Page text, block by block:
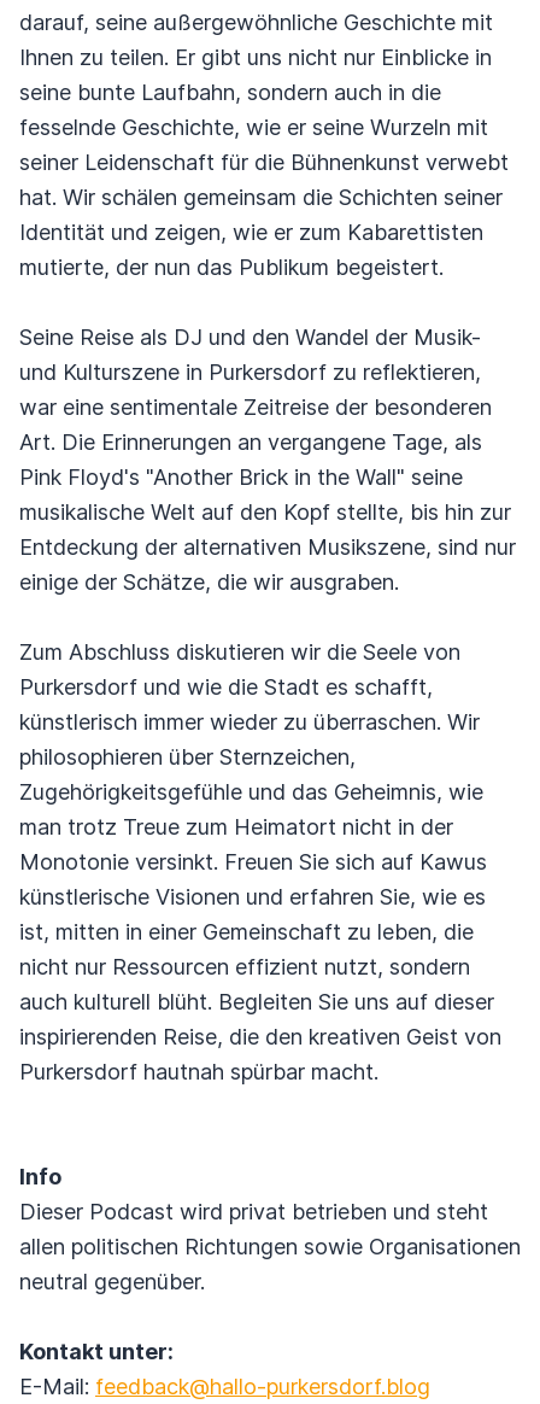
darauf, seine außergewöhnliche Geschichte mit
Ihnen zu teilen. Er gibt uns nicht nur Einblicke in
seine bunte Laufbahn, sondern auch in die
fesselnde Geschichte, wie er seine Wurzeln mit
seiner Leidenschaft für die Bühnenkunst verwebt
hat. Wir schälen gemeinsam die Schichten seiner
Identität und zeigen, wie er zum Kabarettisten
mutierte, der nun das Publikum begeistert.
Seine Reise als DJ und den Wandel der Musik-
und Kulturszene in Purkersdorf zu reflektieren,
war eine sentimentale Zeitreise der besonderen
Art. Die Erinnerungen an vergangene Tage, als
Pink Floyd's "Another Brick in the Wall" seine
musikalische Welt auf den Kopf stellte, bis hin zur
Entdeckung der alternativen Musikszene, sind nur
einige der Schätze, die wir ausgraben.
Zum Abschluss diskutieren wir die Seele von
Purkersdorf und wie die Stadt es schafft,
künstlerisch immer wieder zu überraschen. Wir
philosophieren über Sternzeichen,
Zugehörigkeitsgefühle und das Geheimnis, wie
man trotz Treue zum Heimatort nicht in der
Monotonie versinkt. Freuen Sie sich auf Kawus
künstlerische Visionen und erfahren Sie, wie es
ist, mitten in einer Gemeinschaft zu leben, die
nicht nur Ressourcen effizient nutzt, sondern
auch kulturell blüht. Begleiten Sie uns auf dieser
inspirierenden Reise, die den kreativen Geist von
Purkersdorf hautnah spürbar macht.
Info
Dieser Podcast wird privat betrieben und steht
allen politischen Richtungen sowie Organisationen
neutral gegenüber.
Kontakt unter:
E-Mail: feedback@hallo-purkersdorf.blog